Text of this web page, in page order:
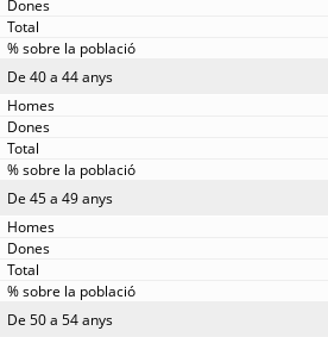
De 40 a 44 anys
De 45 a 49 anys
De 50 a 54 anys